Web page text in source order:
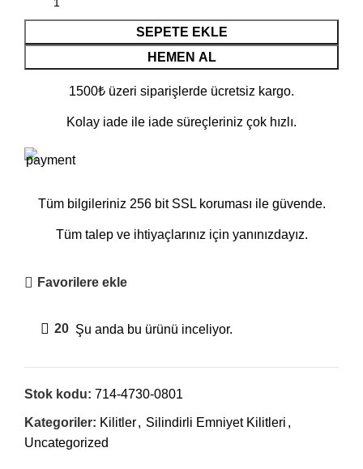
SEPETE EKLE
HEMEN AL
1500₺ üzeri siparişlerde ücretsiz kargo.
Kolay iade ile iade süreçleriniz çok hızlı.
Tüm bilgileriniz 256 bit SSL koruması ile güvende.
Tüm talep ve ihtiyaçlarınız için yanınızdayız.
Favorilere ekle
20 Şu anda bu ürünü inceliyor.
Stok kodu: 714-4730-0801
Kategoriler: Kilitler, Silindirli Emniyet Kilitleri ,
Uncategorized